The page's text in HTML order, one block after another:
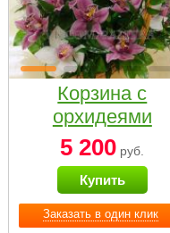
Заказать в один клик
Корзина с
орхидеями
малая
5 200 руб.
Купить